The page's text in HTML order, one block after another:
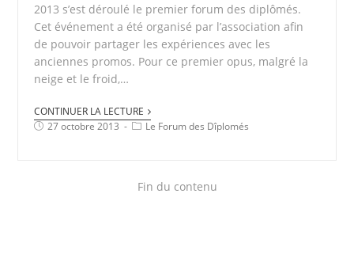
2013 s’est déroulé le premier forum des diplômés.
Cet événement a été organisé par l’association afin
de pouvoir partager les expériences avec les
anciennes promos. Pour ce premier opus, malgré la
neige et le froid,…
CONTINUER LA LECTURE
27 octobre 2013
Le Forum des Dîplomés
Fin du contenu